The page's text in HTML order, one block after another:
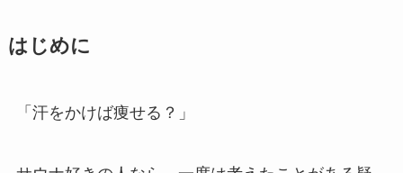
はじめに
「汗をかけば痩せる？」